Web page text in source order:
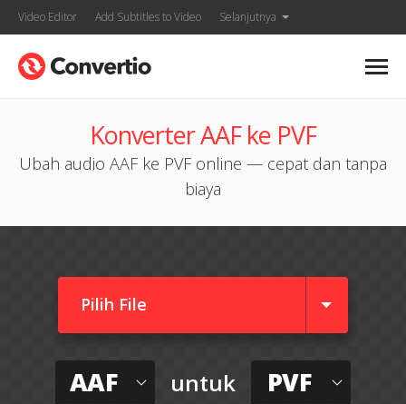
Video Editor Add Subtitles to Video Selanjutnya
Konverter AAF ke PVF
Ubah audio AAF ke PVF online — cepat dan tanpa
biaya
Pilih File
AAF untuk PVF